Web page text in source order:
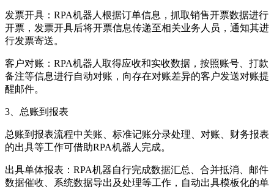
发票开具：RPA机器人根据订单信息，抓取销售开票数据进行
开票，发票开具后将开票信息传递至相关业务人员，通知其进
行发票寄送。
客户对账：RPA机器人取得应收和实收数据，按照账号、打款
备注等信息进行自动对账，向存在对账差异的客户发送对账提
醒邮件。
3、总账到报表
总账到报表流程中关账、标准记账分录处理、对账、财务报表
的出具等工作可借助RPA机器人完成。
出具单体报表：RPA机器自行完成数据汇总、合并抵消、邮件
数据催收、系统数据导出及处理等工作，自动出具模板化的单